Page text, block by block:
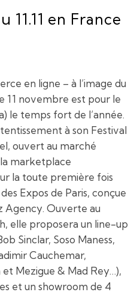
11.11 en France
en ligne – à l’image du
11 novembre est pour le
le temps fort de l’année.
à son Festival
ouvert au marché
marketplace
la toute première fois
Expos de Paris, conçue
Agency. Ouverte au
elle proposera un line-up
Sinclar, Soso Maness,
Cauchemar,
Mezigue & Mad Rey…),
et un showroom de 4